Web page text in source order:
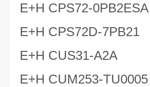
E+H CPS72-0PB2ESA
E+H CPS72D-7PB21
E+H CUS31-A2A
E+H CUM253-TU0005